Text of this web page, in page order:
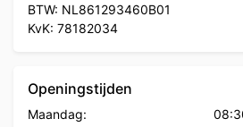
BTW: NL861293460B01
KvK: 78182034
Openingstijden
Maandag: